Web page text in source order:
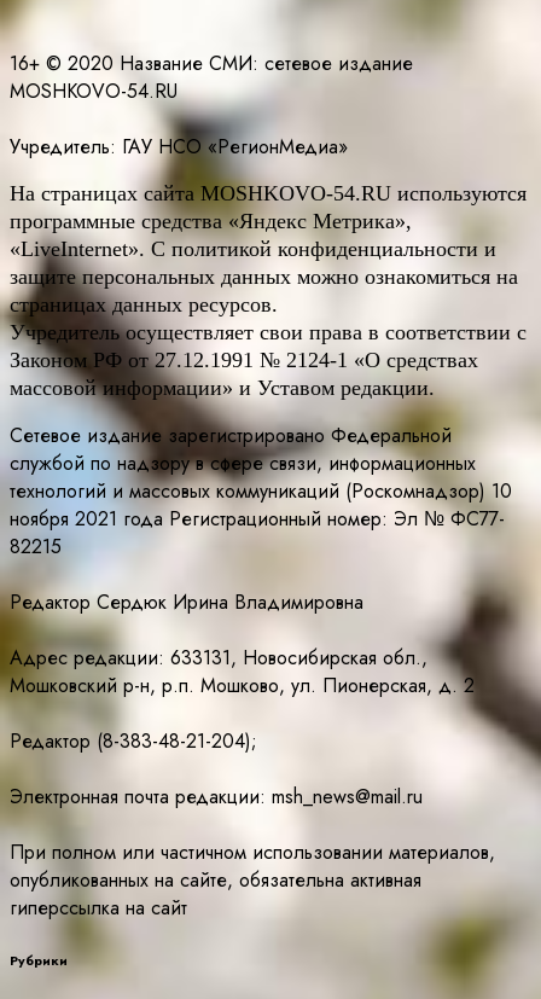
16+ © 2020 Название СМИ: cетевое издание
MOSHKOVO-54.RU
Учредитель: ГАУ НСО «РегионМедиа»
На страницах сайта MOSHKOVO-54.RU используются
программные средства «Яндекс Метрика»,
«LiveInternet». С политикой конфиденциальности и
защите персональных данных можно ознакомиться на
страницах данных ресурсов.
Учредитель осуществляет свои права в соответствии с
Законом РФ от 27.12.1991 № 2124-1 «О средствах
массовой информации» и Уставом редакции.
Сетевое издание зарегистрировано Федеральной
службой по надзору в сфере связи, информационных
технологий и массовых коммуникаций (Роскомнадзор) 10
ноября 2021 года Регистрационный номер: Эл № ФС77-
82215
Редактор Сердюк Ирина Владимировна
Адрес редакции: 633131, Новосибирская обл.,
Мошковский р-н, р.п. Мошково, ул. Пионерская, д. 2
Редактор (8-383-48-21-204);
Электронная почта редакции: msh_news@mail.ru
При полном или частичном использовании материалов,
опубликованных на сайте, обязательна активная
гиперссылка на сайт
Рубрики